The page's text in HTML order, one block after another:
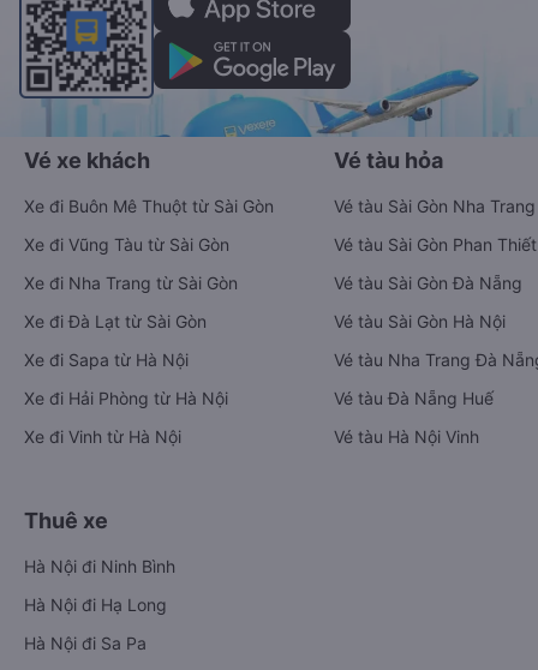
Vé xe khách
Xe đi Buôn Mê Thuột từ Sài Gòn
Xe đi Vũng Tàu từ Sài Gòn
Xe đi Nha Trang từ Sài Gòn
Xe đi Đà Lạt từ Sài Gòn
Xe đi Sapa từ Hà Nội
Xe đi Hải Phòng từ Hà Nội
Xe đi Vinh từ Hà Nội
Vé tàu hỏa
Vé tàu Sài Gòn Nha Trang
Vé tàu Sài Gòn Phan Thiết
Vé tàu Sài Gòn Đà Nẵng
Vé tàu Sài Gòn Hà Nội
Vé tàu Nha Trang Đà
Vé tàu Đà Nẵng Huế
Vé tàu Hà Nội Vinh
Thuê xe
Hà Nội đi Ninh Bình
Hà Nội đi Hạ Long
Hà Nội đi Sa Pa